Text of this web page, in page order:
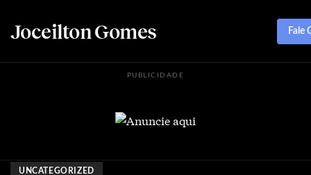
Joceilton Gomes Fale
PUBLICIDADE
UNCATEGORIZED